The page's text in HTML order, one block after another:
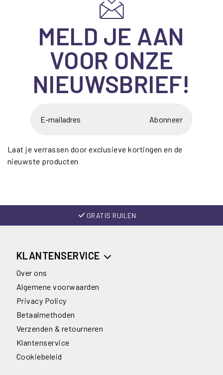
MELD JE AAN
VOOR ONZE
NIEUWSBRIEF!
Abonneer
Laat je verrassen door exclusieve kortingen en de
nieuwste producten
GRATIS RUILEN
KLANTENSERVICE
Over ons
Algemene voorwaarden
Privacy Policy
Betaalmethoden
Verzenden & retourneren
Klantenservice
Cookiebeleid